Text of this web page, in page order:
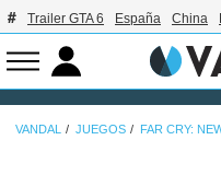
Trailer GTA 6 España China
VANDAL JUEGOS FAR CRY: